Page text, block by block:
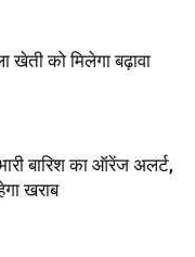
खेती को मिलेगा बढ़ावा
बारिश का ऑरेंज अलर्ट,
खराब